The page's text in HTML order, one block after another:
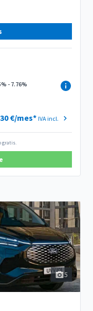
- 7.76%
€/mes* IVA incl.
gratis.
5